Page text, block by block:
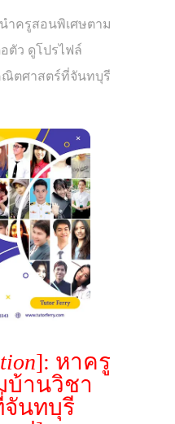
ำครูสอนพิเศษตาม
ตัว ดูโปรไฟล์
ณิตศาสตร์ที่จันทบุรี
]: หาครู
บ้านวิชา
นทบุรี